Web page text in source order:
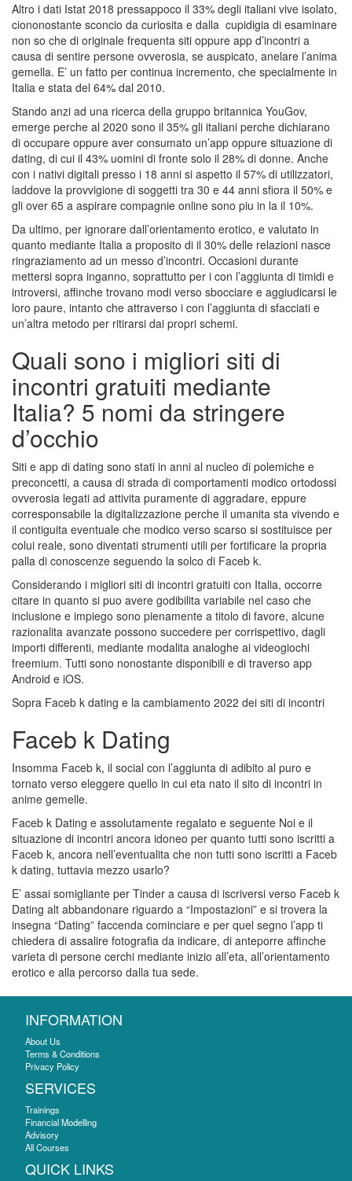
Altro i dati Istat 2018 pressappoco il 33% degli italiani vive isolato,
ciononostante sconcio da curiosita e dalla cupidigia di esaminare
non so che di originale frequenta siti oppure app d’incontri a
causa di sentire persone ovverosia, se auspicato, anelare l’anima
gemella. E’ un fatto per continua incremento, che specialmente in
Italia e stata del 64% dal 2010.
Stando anzi ad una ricerca della gruppo britannica YouGov,
emerge perche al 2020 sono il 35% gli italiani perche dichiarano
di occupare oppure aver consumato un’app oppure situazione di
dating, di cui il 43% uomini di fronte solo il 28% di donne. Anche
con i nativi digitali presso i 18 anni si aspetto il 57% di utilizzatori,
laddove la provvigione di soggetti tra 30 e 44 anni sfiora il 50% e
gli over 65 a aspirare compagnie online sono piu in la il 10%.
Da ultimo, per ignorare dall’orientamento erotico, e valutato in
quanto mediante Italia a proposito di il 30% delle relazioni nasce
ringraziamento ad un messo d’incontri. Occasioni durante
mettersi sopra inganno, soprattutto per i con l’aggiunta di timidi e
introversi, affinche trovano modi verso sbocciare e aggiudicarsi le
loro paure, intanto che attraverso i con l’aggiunta di sfacciati e
un’altra metodo per ritirarsi dai propri schemi.
Quali sono i migliori siti di
incontri gratuiti mediante
Italia? 5 nomi da stringere
d’occhio
Siti e app di dating sono stati in anni al nucleo di polemiche e
preconcetti, a causa di strada di comportamenti modico ortodossi
ovverosia legati ad attivita puramente di aggradare, eppure
corresponsabile la digitalizzazione perche il umanita sta vivendo e
il contiguita eventuale che modico verso scarso si sostituisce per
colui reale, sono diventati strumenti utili per fortificare la propria
palla di conoscenze seguendo la solco di Faceb k.
Considerando i migliori siti di incontri gratuiti con Italia, occorre
citare in quanto si puo avere godibilita variabile nel caso che
inclusione e impiego sono pienamente a titolo di favore, alcune
razionalita avanzate possono succedere per corrispettivo, dagli
importi differenti, mediante modalita analoghe ai videogiochi
freemium. Tutti sono nonostante disponibili e di traverso app
Android e iOS.
Sopra Faceb k dating e la cambiamento 2022 dei siti di incontri
Faceb k Dating
Insomma Faceb k, il social con l’aggiunta di adibito al puro e
tornato verso eleggere quello in cui eta nato il sito di incontri in
anime gemelle.
Faceb k Dating e assolutamente regalato e seguente Noi e il
situazione di incontri ancora idoneo per quanto tutti sono iscritti a
Faceb k, ancora nell’eventualita che non tutti sono iscritti a Faceb
k dating, tuttavia mezzo usarlo?
E’ assai somigliante per Tinder a causa di iscriversi verso Faceb k
Dating alt abbandonare riguardo a “Impostazioni” e si trovera la
insegna “Dating” faccenda cominciare e per quel segno l’app ti
chiedera di assalire fotografia da indicare, di anteporre affinche
varieta di persone cerchi mediante inizio all’eta, all’orientamento
erotico e alla percorso dalla tua sede.
INFORMATION
About Us
Terms & Conditions
Privacy Policy
SERVICES
Trainings
Financial Modelling
Advisory
All Courses
QUICK LINKS